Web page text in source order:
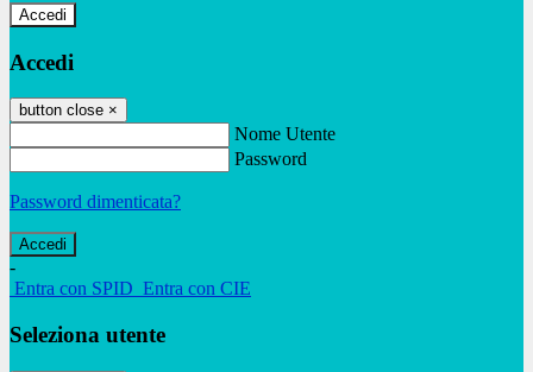
Accedi
Accedi
button close ×
Nome Utente
Password
Password dimenticata?
-
Entra con SPID Entra con CIE
Seleziona utente